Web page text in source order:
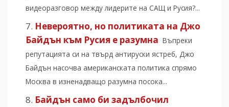
видеоразговор между лидерите на САЩ и Русия?...
Невероятно, но политиката на Джо
Байдън към Русия е разумна Въпреки
репутацията си на твърд антируски ястреб, Джо
Байдън насочва американската политика спрямо
Москва в изненадващо разумна посока...
Байдън само би задълбочил